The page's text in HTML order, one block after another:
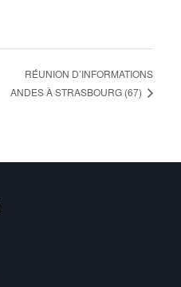
RÉUNION D’INFORMATIONS
ANDES À STRASBOURG (67)